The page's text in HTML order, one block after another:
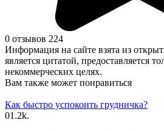
0 отзывов 224
Информация на сайте взята из
является цитатой, предоставляется
некоммерческих целях.
Вам также может понравиться
Как быстро успокоить грудничка?
01.2k.